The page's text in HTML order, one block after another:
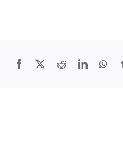
Facebook
TwitterRedditLinkedIn